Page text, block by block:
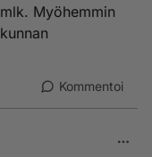
Myöhemmin
Kommentoi